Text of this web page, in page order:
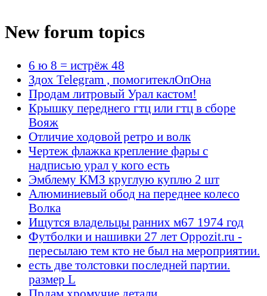
New forum topics
6 ю 8 = истрёж 48
Здох Telegram , помогитеклОпОна
Продам литровый Урал кастом!
Крышку переднего гтц или гтц в сборе
Вояж
Отличие ходовой ретро и волк
Чертеж флажка крепление фары с
надписью урал у кого есть
Эмблему КМЗ круглую куплю 2 шт
Алюминиевый обод на переднее колесо
Волка
Ищутся владельцы ранних м67 1974 год
Футболки и нашивки 27 лет Oppozit.ru -
пересылаю тем кто не был на мероприятии.
есть две толстовки последней партии.
размер L
Прдам хромучие детали